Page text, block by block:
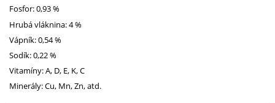
Fosfor: 0,93 %
Hrubá vláknina: 4 %
Vápník: 0,54 %
Sodík: 0,22 %
Vitamíny: A, D, E, K, C
Minerály: Cu, Mn, Zn, atd.